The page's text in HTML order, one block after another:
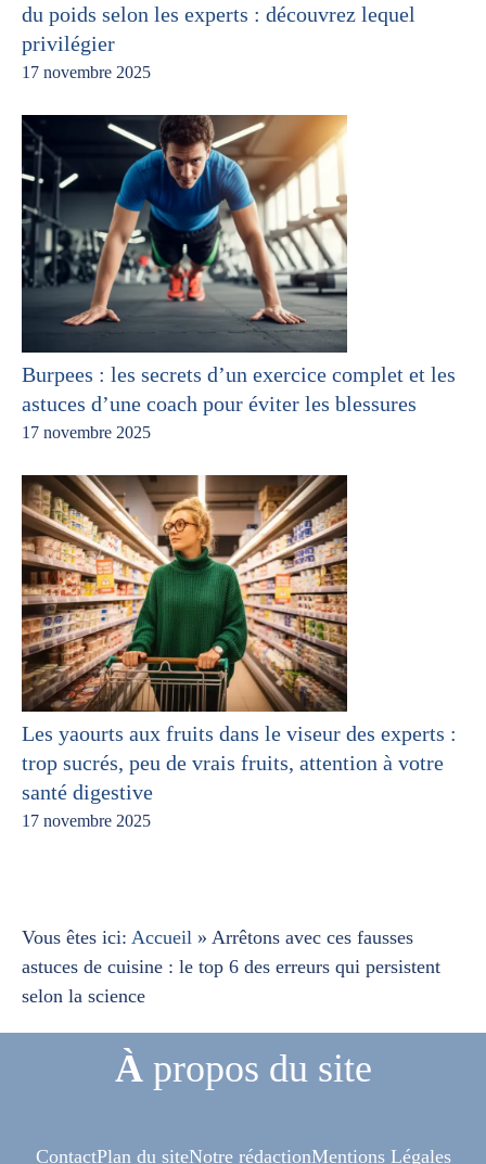
du poids selon les experts : découvrez lequel
privilégier
17 novembre 2025
Burpees : les secrets d’un exercice complet et les
astuces d’une coach pour éviter les blessures
17 novembre 2025
Les yaourts aux fruits dans le viseur des experts :
trop sucrés, peu de vrais fruits, attention à votre
santé digestive
17 novembre 2025
Vous êtes ici: Accueil » Arrêtons avec ces fausses
astuces de cuisine : le top 6 des erreurs qui persistent
selon la science
Àpropos du site
ContactPlan du siteNotre rédactionMentions Légales